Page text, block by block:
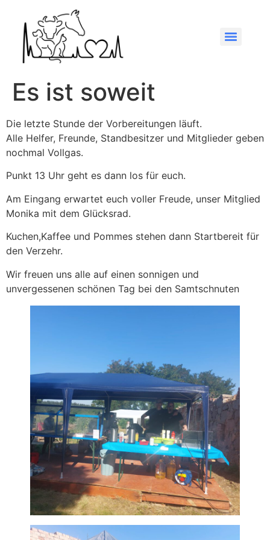
Es ist soweit
Die letzte Stunde der Vorbereitungen läuft.
Alle Helfer, Freunde, Standbesitzer und Mitglieder geben
nochmal Vollgas.
Punkt 13 Uhr geht es dann los für euch.
Am Eingang erwartet euch voller Freude, unser Mitglied
Monika mit dem Glücksrad.
Kuchen,Kaffee und Pommes stehen dann Startbereit für
den Verzehr.
Wir freuen uns alle auf einen sonnigen und
unvergessenen schönen Tag bei den Samtschnuten